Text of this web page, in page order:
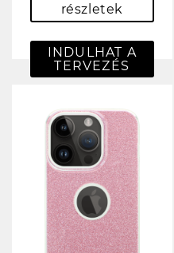
részletek
INDULHAT A
TERVEZÉS